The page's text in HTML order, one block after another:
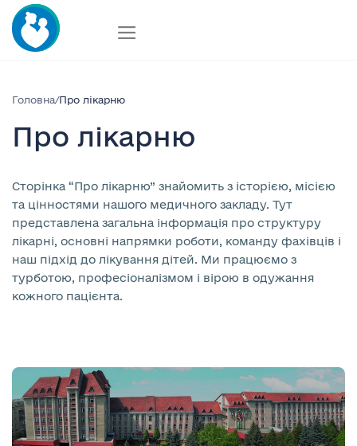
Skip
to
content
Головна/Про лікарню
Про лікарню
Сторінка “Про лікарню” знайомить з історією, місією
та цінностями нашого медичного закладу. Тут
представлена загальна інформація про структуру
лікарні, основні напрямки роботи, команду фахівців і
наш підхід до лікування дітей. Ми працюємо з
турботою, професіоналізмом і вірою в одужання
кожного пацієнта.